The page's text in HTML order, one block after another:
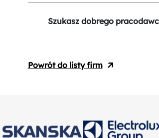
Szukasz dobrego
Powrót do listy firm